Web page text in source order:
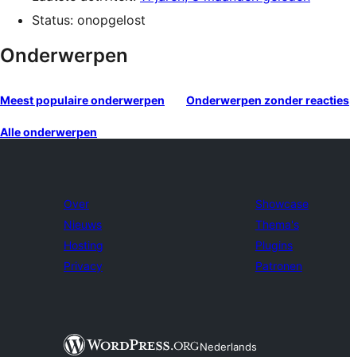
Status: onopgelost
Onderwerpen
Meest populaire onderwerpen Onderwerpen zonder reacties
Alle onderwerpen
Over
Nieuws
Hosting
Privacy
Showcase
Thema's
Plugins
Patronen
Nederlands